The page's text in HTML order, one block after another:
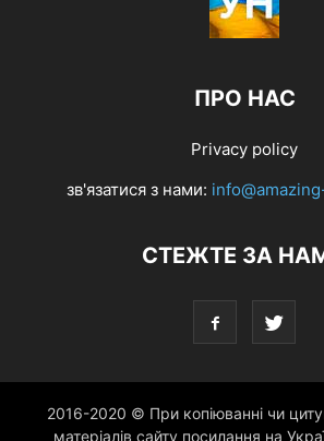
ПРО НАС
Privacy policy
зв'язатися з нами:
СТЕЖТЕ ЗА
2016-2020 © При копіюванні чи
матеріалів сайту посилання на